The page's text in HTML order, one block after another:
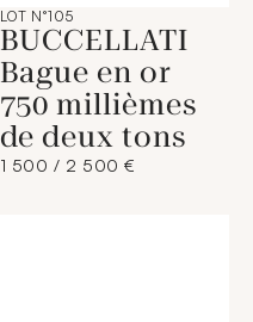
LOT N°105
BUCCELLATI
Bague en or
750 millièmes
de deux tons
1 500 / 2 500 €